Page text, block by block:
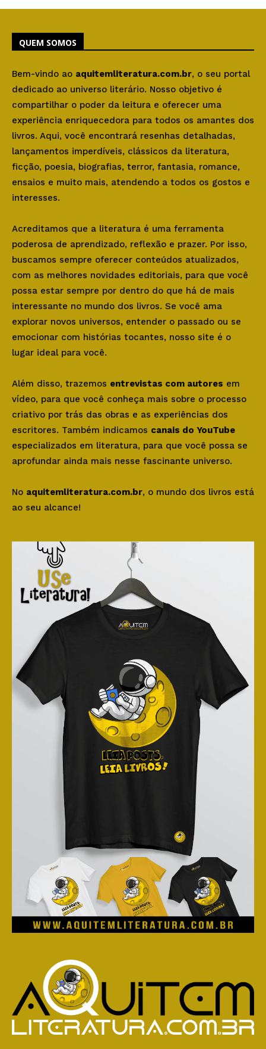
QUEM SOMOS
Bem-vindo ao aquitemliteratura.com.br, o seu portal
dedicado ao universo literário. Nosso objetivo é
compartilhar o poder da leitura e oferecer uma
experiência enriquecedora para todos os amantes dos
livros. Aqui, você encontrará resenhas detalhadas,
lançamentos imperdíveis, clássicos da literatura,
ficção, poesia, biografias, terror, fantasia, romance,
ensaios e muito mais, atendendo a todos os gostos e
interesses.
Acreditamos que a literatura é uma ferramenta
poderosa de aprendizado, reflexão e prazer. Por isso,
buscamos sempre oferecer conteúdos atualizados,
com as melhores novidades editoriais, para que você
possa estar sempre por dentro do que há de mais
interessante no mundo dos livros. Se você ama
explorar novos universos, entender o passado ou se
emocionar com histórias tocantes, nosso site é o
lugar ideal para você.
Além disso, trazemos entrevistas com autores em
vídeo, para que você conheça mais sobre o processo
criativo por trás das obras e as experiências dos
escritores. Também indicamos canais do YouTube
especializados em literatura, para que você possa se
aprofundar ainda mais nesse fascinante universo.
No aquitemliteratura.com.br, o mundo dos livros está
ao seu alcance!